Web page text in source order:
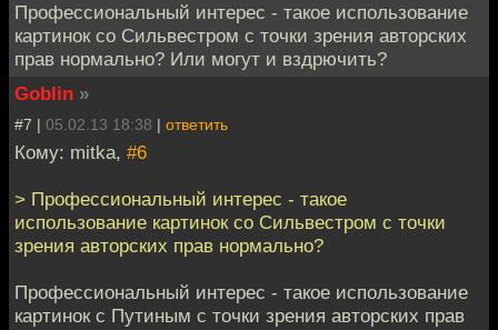
Профессиональный интерес - такое использование
картинок со Сильвестром с точки зрения авторских
прав нормально? Или могут и вздрючить?
Goblin »
#7 | 05.02.13 18:38 | ответить
Кому: mitka, #6
> Профессиональный интерес - такое
использование картинок со Сильвестром с точки
зрения авторских прав нормально?
Профессиональный интерес - такое использование
картинок с Путиным с точки зрения авторских прав